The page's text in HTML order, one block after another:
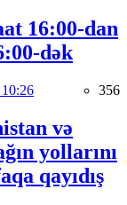
16:00-dan
dək
356
və
yollarını
qayıdış